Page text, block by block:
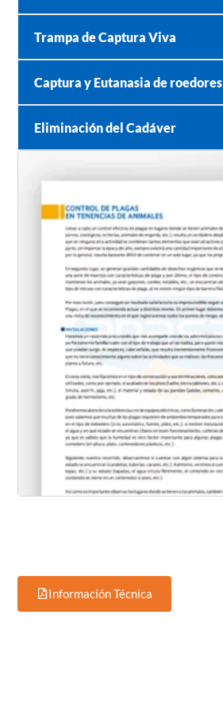
Trampa de Captura Viva
Captura y Eutanasia de roedores
Eliminación del Cadáver
Información Técnica